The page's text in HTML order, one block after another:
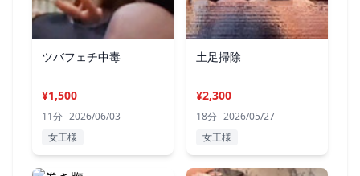
ツバフェチ中毒
¥1,500
11分 2026/06/03
女王様
土足掃除
¥2,300
18分 2026/05/27
女王様